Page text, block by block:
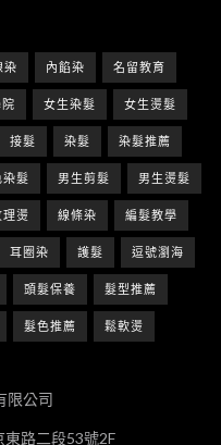
染 內餡染 名留教育
女生染髮 女生燙髮
接髮 染髮 染髮推薦
染髮 男生剪髮 男生燙髮
理燙 線條染 編髮教學
耳圈染 護髮 逗號瀏海
頭髮保養 髮型推薦
髮色推薦 鬆軟燙
限公司
路二段53號2F